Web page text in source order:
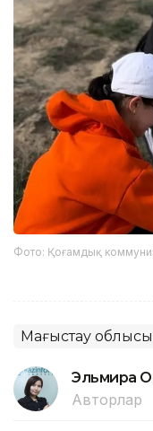
Фото: Қоғамдық
Маңғыстау облысы
Эльмира
Авторлар